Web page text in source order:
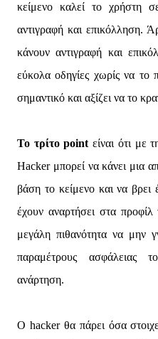
κείμενο καλεί το χρήστη
αντιγραφή και επικόλληση.
κάνουν αντιγραφή και
εύκολα οδηγίες χωρίς να το
σημαντικό και αξίζει να το
Το τρίτο point είναι ότι με
Hacker μπορεί να κάνει μια
βάση το κείμενο και να
έχουν αναρτήσει στα
μεγάλη πιθανότητα να μην
παραμέτρους ασφάλειας
ανάρτηση.
Ο hacker θα πάρει όσα